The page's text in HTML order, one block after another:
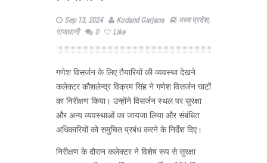
Sep 13, 2024 Kodand Garjana मध्य प्रदेश,
राजधानी
0 Like
गणेश विसर्जन के लिए तैयारियों की व्यवस्था देखने
कलेक्टर कौशलेन्द्र विक्रम सिंह ने गणेश विसर्जन घाटों
का निरीक्षण किया। उन्होंने विसर्जन स्थल पर सुरक्षा
और अन्य व्यवस्थाओं का जायजा लिया और संबंधित
अधिकारियों को समुचित प्रबंध करने के निर्देश दिए।
निरीक्षण के दौरान कलेक्टर ने विशेष रूप से सुरक्षा